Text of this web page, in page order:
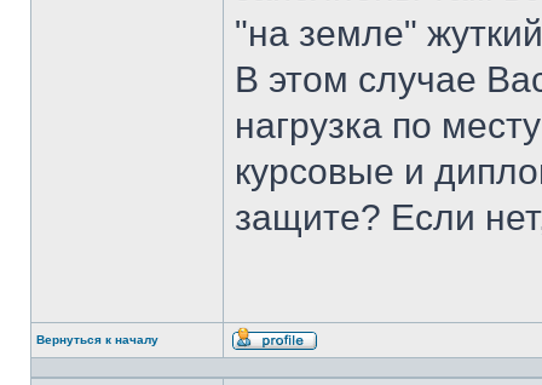
"на земле"
В этом случае
нагрузка по
курсовые и
защите? Если
Вернуться к началу
Профиль